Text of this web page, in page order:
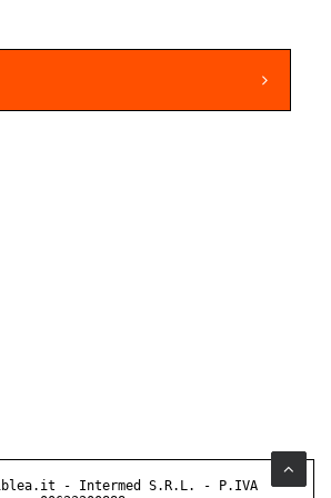
- Intermed S.R.L. - P.IVA